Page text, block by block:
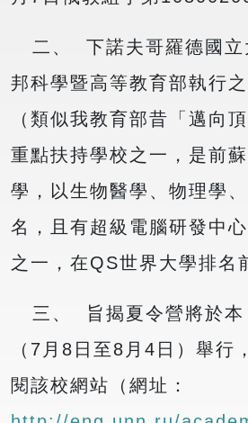
二、 下諾夫哥羅德國立
邦科學暨高等教育部執行
（類似我教育部昔「邁向
重點扶持學校之一，是前
學，以生物醫學、物理學
名，且有超級電腦研發中
之一，在QS世界大學排名
三、 旨揭夏令營將於本
（7月8日至8月4日）舉行
閱該校網站（網址：